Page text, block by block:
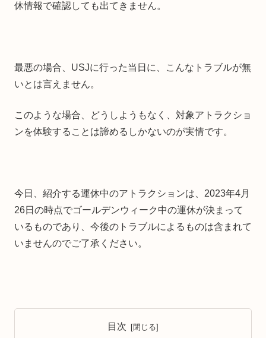
休情報で確認しても出てきません。
最悪の場合、USJに行った当日に、こんなトラブルが無
いとは言えません。
このような場合、どうしようもなく、対象アトラクショ
ンを体験することは諦めるしかないのが実情です。
今日、紹介する運休中のアトラクションは、2023年4月
26日の時点でゴールデンウィーク中の運休が決まって
いるものであり、今後のトラブルによるものは含まれて
いませんのでご了承ください。
目次